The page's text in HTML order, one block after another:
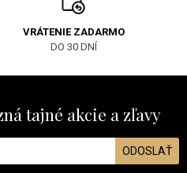
VRÁTENIE ZADARMO
DO 30 DNÍ
tajné akcie a zľavy
ODOSLAŤ